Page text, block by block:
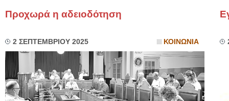
Προχωρά η αδειοδότηση
2 ΣΕΠΤΕΜΒΡΙΟΥ 2025 ΚΟΙΝΩΝΙΑ